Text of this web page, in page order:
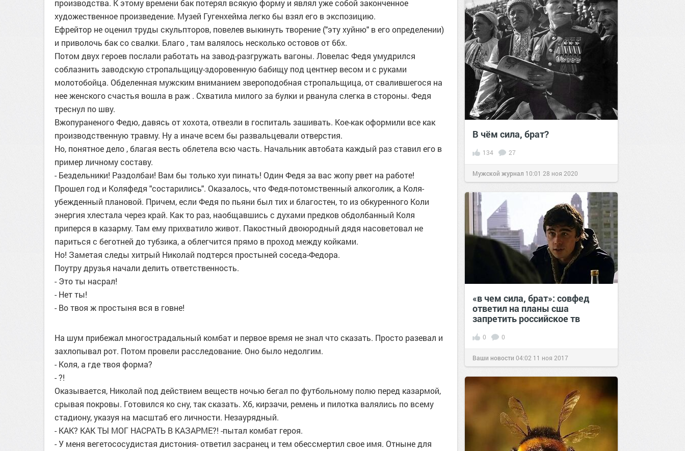
производства. К этому времени бак потерял всякую форму и являл уже собой законченное
художественное произведение. Музей Гугенхейма легко бы взял его в экспозицию.
Ефрейтор не оценил труды скульпторов, повелев выкинуть творение ("эту хуйню" в его определении)
и приволочь бак со свалки. Благо , там валялось несколько остовов от 66х.
Потом двух героев послали работать на завод-разгружать вагоны. Ловелас Федя умудрился
соблазнить заводскую стропальщицу-здоровенную бабищу под центнер весом и с руками
молотобойца. Обделенная мужским вниманием звероподобная стропальщица, от свалившегося на
нее женского счастья вошла в раж . Схватила милого за булки и рванула слегка в стороны. Федя
треснул по шву.
Вжопураненого Федю, давясь от хохота, отвезли в госпиталь зашивать. Кое-как оформили все как
производственную травму. Ну а иначе всем бы развальцевали отверстия.
Но, понятное дело , благая весть облетела всю часть. Начальник автобата каждый раз ставил его в
пример личному составу.
- Бездельники! Раздолбаи! Вам бы только хуи пинать! Один Федя за вас жопу рвет на работе!
Прошел год и Коляфедя "состарились". Оказалось, что Федя-потомственный алкоголик, а Коля-
убежденный плановой. Причем, если Федя по пьяни был тих и благостен, то из обкуренного Коли
энергия хлестала через край. Как то раз, наобщавшись с духами предков обдолбанный Коля
приперся в казарму. Там ему прихватило живот. Пакостный двоюродный дядя насоветовал не
париться с беготней до тубзика, а облегчится прямо в проход между койками.
Но! Заметая следы хитрый Николай подтерся простыней соседа-Федора.
Поутру друзья начали делить ответственность.
- Это ты насрал!
- Нет ты!
- Во твоя ж простыня вся в говне!
На шум прибежал многострадальный комбат и первое время не знал что сказать. Просто разевал и
захлопывал рот. Потом провели расследование. Оно было недолгим.
- Коля, а где твоя форма?
- ?!
Оказывается, Николай под действием веществ ночью бегал по футбольному полю перед казармой,
срывая покровы. Готовился ко сну, так сказать. Хб, кирзачи, ремень и пилотка валялись по всему
стадиону, указуя на масштаб его личности. Незаурядный.
- КАК? КАК ТЫ МОГ НАСРАТЬ В КАЗАРМЕ?! -пытал комбат героя.
- У меня вегетососудистая дистония- ответил засранец и тем обессмертил свое имя. Отныне для
В чём сила, брат?
134 27
Мужской журнал 10:01 28 ноя 2020
«в чем сила, брат»: совфед
ответил на планы сша
запретить российское тв
0 0
Ваши новости 04:02 11 ноя 2017